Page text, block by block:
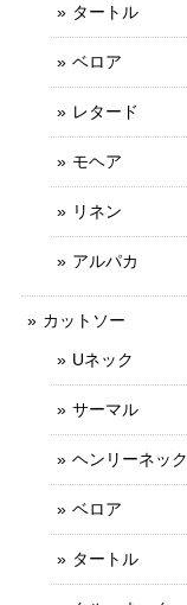
タートル
ベロア
レタード
モヘア
リネン
アルパカ
カットソー
Uネック
サーマル
ヘンリーネック
ベロア
タートル